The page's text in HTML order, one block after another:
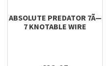
ABSOLUTE PREDATOR 7Ã—
7 KNOTABLE WIRE